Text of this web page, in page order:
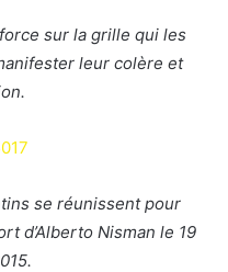
sur la grille qui les
leur colère et
se réunissent pour
d’Alberto Nisman le 19